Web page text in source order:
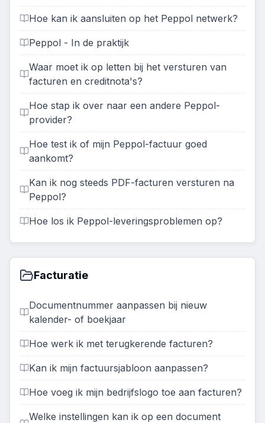
Hoe kan ik aansluiten op het Peppol netwerk?
Peppol - In de praktijk
Waar moet ik op letten bij het versturen van
facturen en creditnota's?
Hoe stap ik over naar een andere Peppol-
provider?
Hoe test ik of mijn Peppol-factuur goed
aankomt?
Kan ik nog steeds PDF-facturen versturen na
Peppol?
Hoe los ik Peppol-leveringsproblemen op?
Facturatie
Documentnummer aanpassen bij nieuw
kalender- of boekjaar
Hoe werk ik met terugkerende facturen?
Kan ik mijn factuursjabloon aanpassen?
Hoe voeg ik mijn bedrijfslogo toe aan facturen?
Welke instellingen kan ik op een document